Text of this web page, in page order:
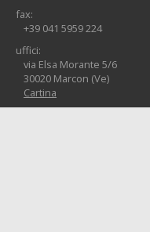
fax:
+39 041 5959 224
uffici:
via Elsa Morante 5/6
30020 Marcon (Ve)
Cartina